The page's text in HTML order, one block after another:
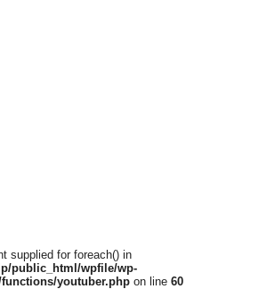
supplied for foreach() in
public_html/wpfile/wp-
youtuber.php on line 60